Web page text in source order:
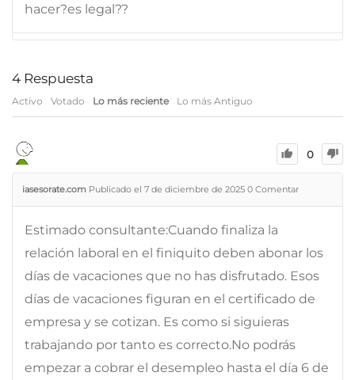
hacer?es legal??
4 Respuesta
Activo Votado Lo más reciente Lo más Antiguo
0
iasesorate.com Publicado el 7 de diciembre de 2025 0 Comentar
Estimado consultante:Cuando finaliza la
relación laboral en el finiquito deben abonar los
días de vacaciones que no has disfrutado. Esos
días de vacaciones figuran en el certificado de
empresa y se cotizan. Es como si siguieras
trabajando por tanto es correcto.No podrás
empezar a cobrar el desempleo hasta el día 6 de